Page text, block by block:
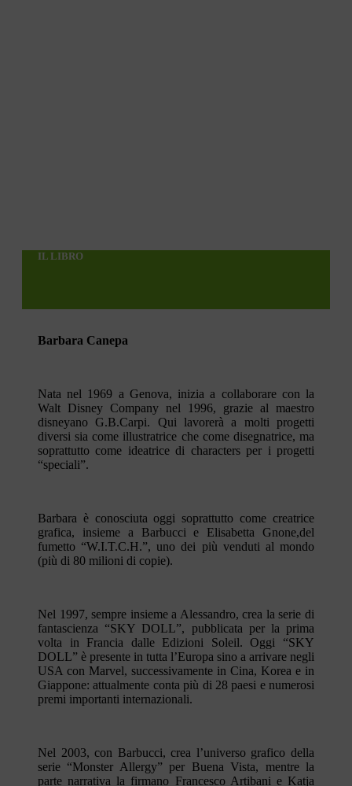
IL LIBRO
Barbara Canepa
Nata nel 1969 a Genova, inizia a collaborare con la
Walt Disney Company nel 1996, grazie al maestro
disneyano G.B.Carpi. Qui lavorerà a molti progetti
diversi sia come illustratrice che come disegnatrice, ma
soprattutto come ideatrice di characters per i progetti
“speciali”.
Barbara è conosciuta oggi soprattutto come creatrice
grafica, insieme a Barbucci e Elisabetta Gnone,del
fumetto “W.I.T.C.H.”, uno dei più venduti al mondo
(più di 80 milioni di copie).
Nel 1997, sempre insieme a Alessandro, crea la serie di
fantascienza “SKY DOLL”, pubblicata per la prima
volta in Francia dalle Edizioni Soleil. Oggi “SKY
DOLL” è presente in tutta l’Europa sino a arrivare negli
USA con Marvel, successivamente in Cina, Korea e in
Giappone: attualmente conta più di 28 paesi e numerosi
premi importanti internazionali.
Nel 2003, con Barbucci, crea l’universo grafico della
serie “Monster Allergy” per Buena Vista, mentre la
parte narrativa la firmano Francesco Artibani e Katja